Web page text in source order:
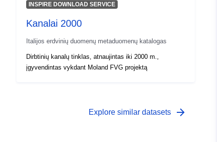
INSPIRE DOWNLOAD SERVICE
Kanalai 2000
Italijos erdvinių duomenų metaduomenų katalogas
Dirbtinių kanalų tinklas, atnaujintas iki 2000 m.,
įgyvendintas vykdant Moland FVG projektą
Explore similar datasets arrow_forward